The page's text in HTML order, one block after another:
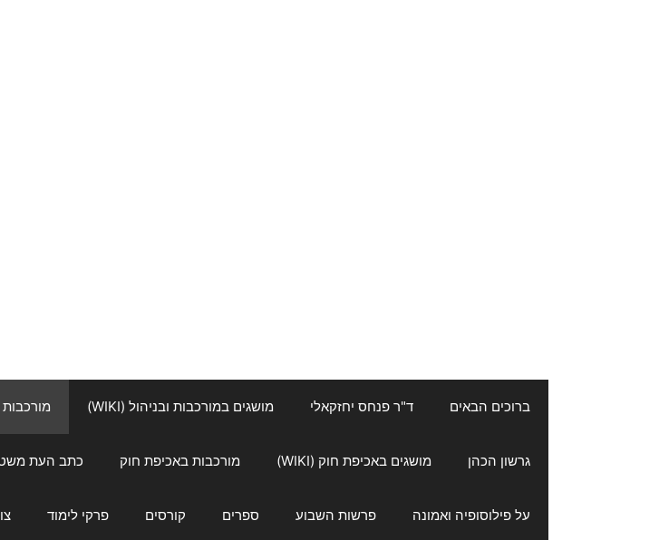
ברוכים הבאים ד"ר פנחס יחזקאלי מושגים במורכבות ובניהול (WIKI) מורכבות
גרשון הכהן מושגים באכיפת חוק (WIKI) מורכבות באכיפת חוק כתב העת
על פילוסופיה ואמונה פרשות השבוע ספרים קורסים פרקי לימוד